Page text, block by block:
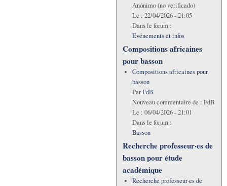
Anónimo (no verificado)
Le : 22/04/2026 - 21:05
Dans le forum :
Evénements et infos
Compositions africaines
pour basson
Compositions africaines pour
basson
ParFdB
Nouveau commentaire de : FdB
Le : 06/04/2026 - 21:01
Dans le forum :
Basson
Recherche professeur·es de
basson pour étude
académique
Recherche professeur·es de